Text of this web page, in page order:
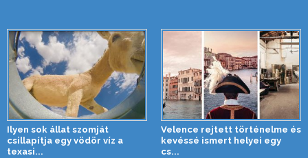
Ilyen sok állat szomját
csillapítja egy vödör víz a
texasi...
Velence rejtett történelme és
kevéssé ismert helyei egy
cs...